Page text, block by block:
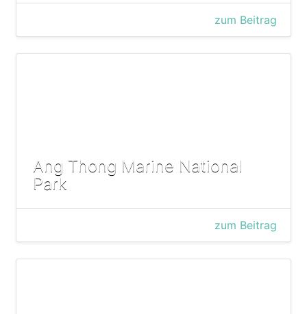
zum Beitrag
Ang Thong Marine National
Park
zum Beitrag